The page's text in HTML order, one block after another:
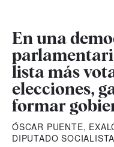
En una
lista más
elecciones,
formar
ÓSCAR PUENTE,
DIPUTADO